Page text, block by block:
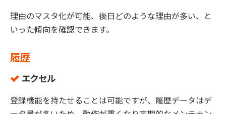
理由のマスタ化が可能、後日どのような理由が多い、と
いった傾向を確認できます。
履歴
エクセル
登録機能を持たせることは可能ですが、履歴データはデ